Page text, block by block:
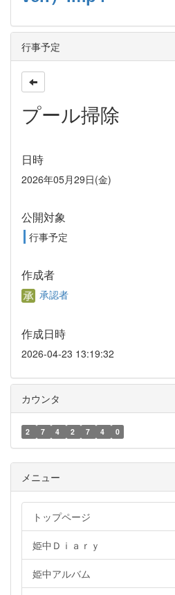
行事予定
プール掃除
日時
2026年05月29日(金)
公開対象
行事予定
作成者
承認者
作成日時
2026-04-23 13:19:32
カウンタ
2 7 4 2 7 4 0
メニュー
トップページ
姫中Ｄｉａｒｙ
姫中アルバム